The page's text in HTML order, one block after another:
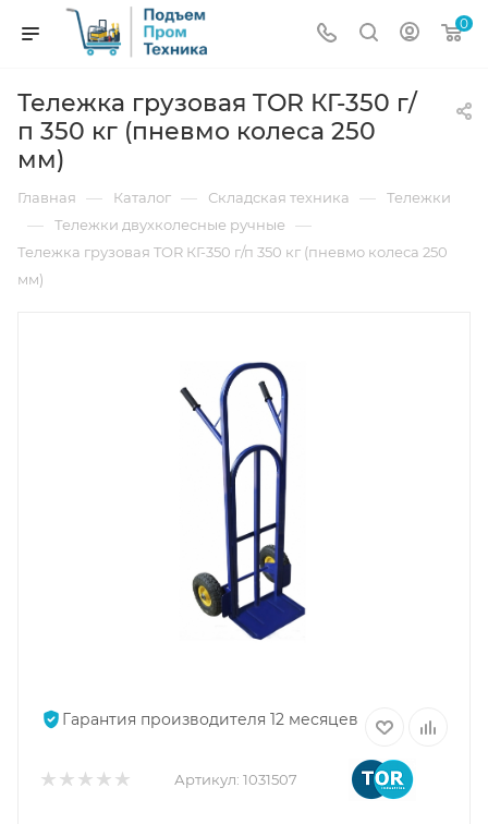
0
Тележка грузовая TOR КГ-350 г/
п 350 кг (пневмо колеса 250
мм)
Главная — Каталог — Складская техника — Тележки
— Тележки двухколесные ручные —
Тележка грузовая TOR КГ-350 г/п 350 кг (пневмо колеса 250
мм)
Гарантия производителя 12 месяцев
Артикул: 1031507